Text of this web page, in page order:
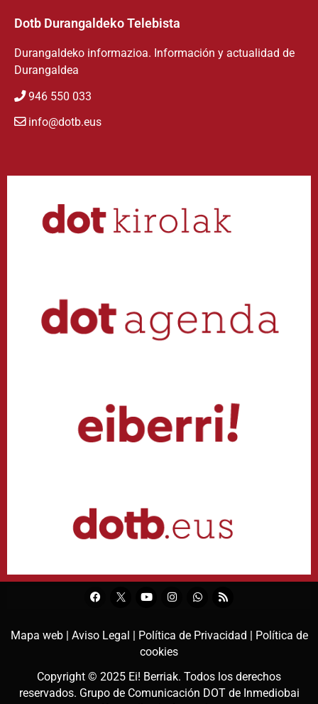
Dotb Durangaldeko Telebista
Durangaldeko informazioa. Información y actualidad de
Durangaldea
946 550 033
info@dotb.eus
Mapa web | Aviso Legal | Política de Privacidad | Política de
cookies
Copyright © 2025 Ei! Berriak. Todos los derechos
reservados. Grupo de Comunicación DOT de Inmediobai